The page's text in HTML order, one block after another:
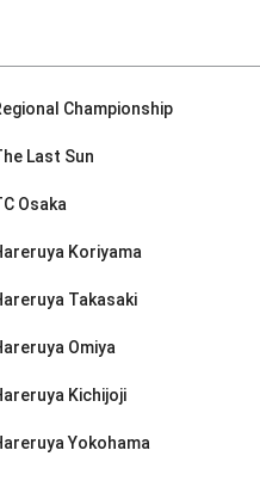
Championship
Last Sun
Osaka
Koriyama
Takasaki
Omiya
Kichijoji
Yokohama